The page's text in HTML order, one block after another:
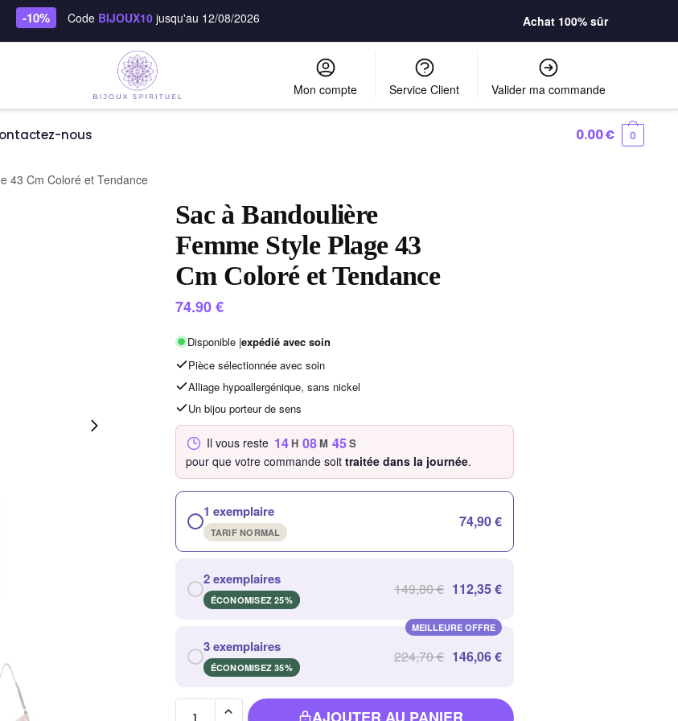
-10% Code BIJOUX10jusqu'au 12/08/2026 Achat 100% sûr
Mon compte Service Client Valider ma commande
nous 0.00€ 0
43 Cm Coloré et Tendance
Sac à Bandoulière
Femme Style Plage 43
Cm Coloré et Tendance
74.90€
Disponible |expédié avec soin
Pièce sélectionnée avec soin
Alliage hypoallergénique, sans nickel
Un bijou porteur de sens
Il vous reste 14 H 08M 43S
pour que votre commande soit traitée dans la journée.
1 exemplaire
TARIF NORMAL
74,90 €
2 exemplaires
ÉCONOMISEZ 25%
149,80 € 112,35 €
MEILLEURE OFFRE
3 exemplaires
ÉCONOMISEZ 35%
224,70 € 146,06 €
quantité de